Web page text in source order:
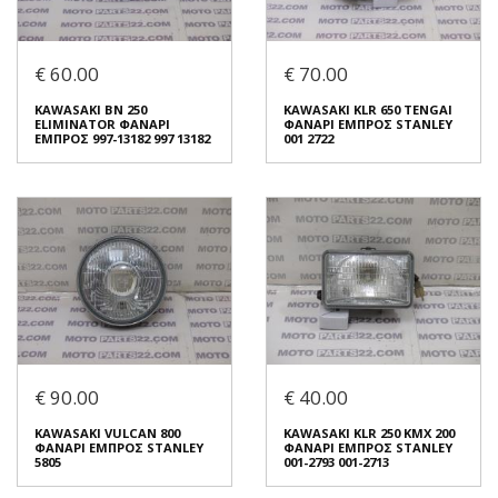
Συνδεθείτε για αγορά
Συνδεθείτε για αγορά
KAWASAKI KR 250 84
ΠΙΣΩ STANLEY 040 6684
Σε Απόθεμα: 1
Κατάσταση:
Προέλευση: Original
Νούμερο Αγγελίας (SKU):
44467
Συνδεθείτε για αγορά
KAWASAKI BN 250
ΕΜΠΡΟΣ 997-13202 997 13202
Σε Απόθεμα: 1
Κατάσταση:
Προέλευση: Original
Νούμερο Αγγελίας (SKU):
44454
Συνδεθείτε για αγορά
€ 60.00
KAWASAKI BN 250
ELIMINATOR ΦΑΝΑΡΙ
ΕΜΠΡΟΣ 997-13182 997 13182
KAWASAKI BN 250
ΕΜΠΡΟΣ 997-13182 997 13182
Σε Απόθεμα: 1
Κατάσταση:
€ 70.00
KAWASAKI KLR 650 TENGAI
ΦΑΝΑΡΙ ΕΜΠΡΟΣ STANLEY
001 2722
KAWASAKI KLR 650 TENGAI
001 2722
Σε Απόθεμα: 1
Κατάσταση:
€ 90.00
KAWASAKI VULCAN 800
ΦΑΝΑΡΙ ΕΜΠΡΟΣ STANLEY
5805
€ 40.00
KAWASAKI KLR 250 KMX 200
ΦΑΝΑΡΙ ΕΜΠΡΟΣ STANLEY
001-2793 001-2713